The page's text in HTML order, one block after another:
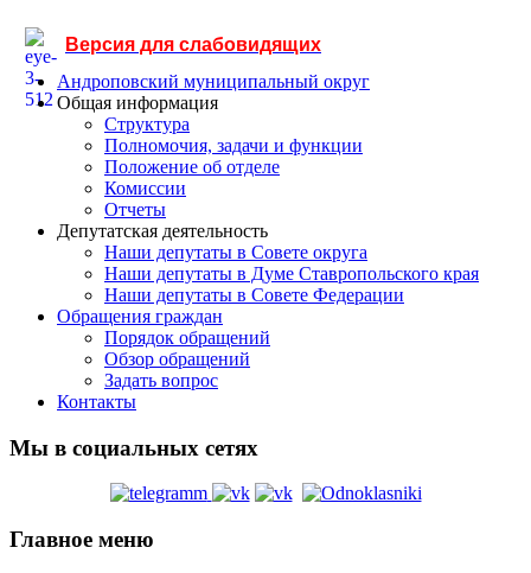
Версия для слабовидящих
Андроповский муниципальный округ
Общая информация
Структура
Полномочия, задачи и функции
Положение об отделе
Комиссии
Отчеты
Депутатская деятельность
Наши депутаты в Совете округа
Наши депутаты в Думе Ставропольского края
Наши депутаты в Совете Федерации
Обращения граждан
Порядок обращений
Обзор обращений
Задать вопрос
Контакты
Мы в социальных сетях
Главное меню